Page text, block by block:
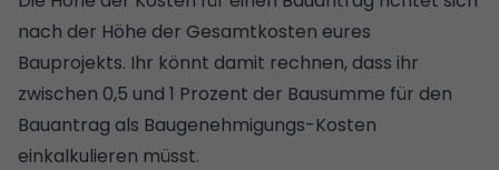
nach der Höhe der Gesamtkosten eures
Bauprojekts. Ihr könnt damit rechnen, dass ihr
zwischen 0,5 und 1 Prozent der Bausumme für den
Bauantrag als Baugenehmigungs-Kosten
einkalkulieren müsst.